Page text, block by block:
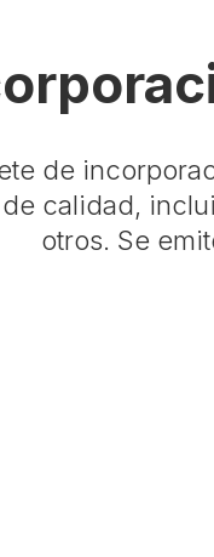
de
calidad,
otros. Se